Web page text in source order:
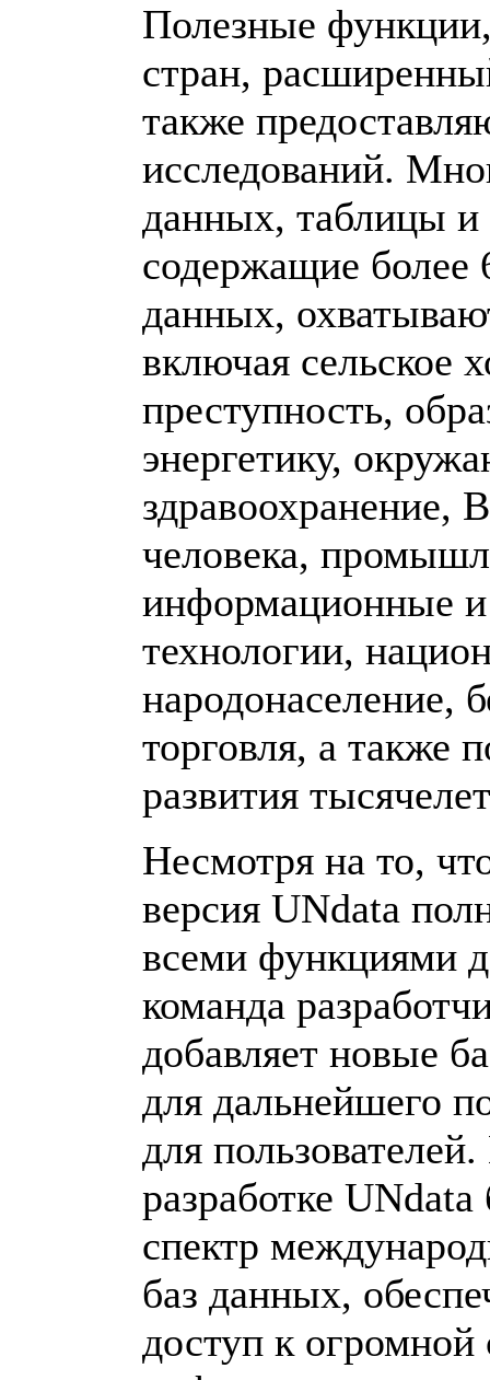
Полезные
стран,
также
исследований.
данных, таблицы и
содержащие более
данных,
включая сельское
преступность,
энергетику,
человека,
информационные
технологии,
народонаселение,
торговля, а также
развития
Несмотря на то,
версия UNdata
всеми функциями
команда
добавляет новые
для дальнейшего
для
разработке
спектр
баз данных,
доступ к огромной